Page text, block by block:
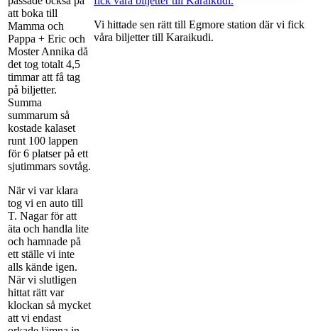
att boka till
Mamma och
Pappa + Eric och
Moster Annika då
det tog totalt 4,5
timmar att få tag
på biljetter.
Summa
summarum så
kostade kalaset
runt 100 lappen
för 6 platser på ett
sjutimmars sovtåg.
När vi var klara
tog vi en auto till
T. Nagar för att
äta och handla lite
och hamnade på
ett ställe vi inte
alls kände igen.
När vi slutligen
hittat rätt var
klockan så mycket
att vi endast
Vi hittade sen rätt till Egmore station där vi fick
våra biljetter till Karaikudi.